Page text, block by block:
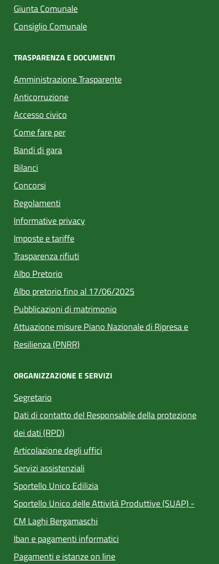
Giunta Comunale
Consiglio Comunale
TRASPARENZA E DOCUMENTI
Amministrazione Trasparente
Anticorruzione
Accesso civico
Come fare per
Bandi di gara
Bilanci
Concorsi
Regolamenti
Informative privacy
Imposte e tariffe
Trasparenza rifiuti
Albo Pretorio
Albo pretorio fino al 17/06/2025
Pubblicazioni di matrimonio
Attuazione misure Piano Nazionale di Ripresa e
Resilienza (PNRR)
ORGANIZZAZIONE E SERVIZI
Segretario
Dati di contatto del Responsabile della protezione
dei dati (RPD)
Articolazione degli uffici
Servizi assistenziali
Sportello Unico Edilizia
Sportello Unico delle Attività Produttive (SUAP) -
CM Laghi Bergamaschi
Iban e pagamenti informatici
Pagamenti e istanze on line(apre in un'altra scheda).